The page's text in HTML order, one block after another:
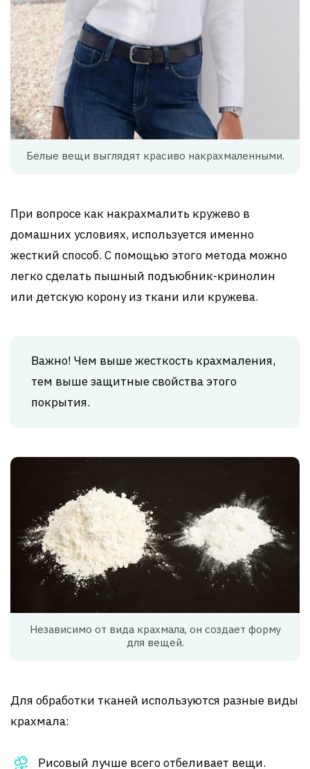
Белые вещи выглядят красиво накрахмаленными.
При вопросе как накрахмалить кружево в
домашних условиях, используется именно
жесткий способ. С помощью этого метода можно
легко сделать пышный подъюбник-кринолин
или детскую корону из ткани или кружева.
Важно! Чем выше жесткость крахмаления,
тем выше защитные свойства этого
покрытия.
Независимо от вида крахмала, он создает форму
для вещей.
Для обработки тканей используются разные виды
крахмала:
Рисовый лучше всего отбеливает вещи.